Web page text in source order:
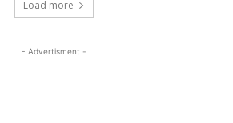
Load more
- Advertisment -